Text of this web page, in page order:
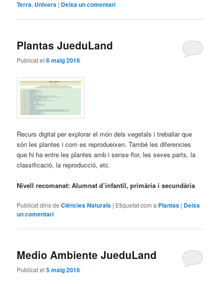
Terra, Univers | Deixa un comentari
Plantas JueduLand
Publicat el6 maig 2016
Recurs digital per explorar el món dels vegetals i treballar que
són les plantes i com es reprodueixen. També les diferencies
que hi ha entre les plantes amb i sense flor, les seves parts, la
classificació, la reproducció, etc.
Nivell recomanat: Alumnat d’infantil, primària i secundària
Publicat dins de Ciències Naturals | Etiquetat com a Plantas | Deixa
un comentari
Medio Ambiente JueduLand
Publicat el5 maig 2016